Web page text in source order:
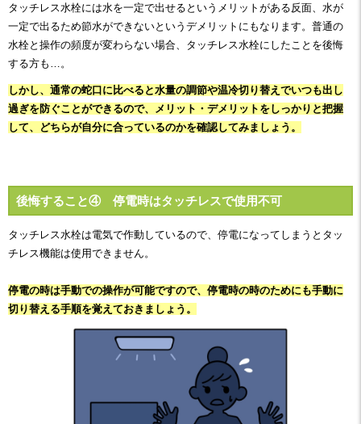
タッチレス水栓には水を一定で出せるというメリットがある反面、水が
一定で出るため節水ができないというデメリットにもなります。普通の
水栓と操作の頻度が変わらない場合、タッチレス水栓にしたことを後悔
する方も…。
しかし、通常の蛇口に比べると水量の調節や温冷切り替えでいつも出し
過ぎを防ぐことができるので、メリット・デメリットをしっかりと把握
して、どちらが自分に合っているのかを確認してみましょう。
後悔すること④ 停電時はタッチレスで使用不可
タッチレス水栓は電気で作動しているので、停電になってしまうとタッ
チレス機能は使用できません。
停電の時は手動での操作が可能ですので、停電時の時のためにも手動に
切り替える手順を覚えておきましょう。